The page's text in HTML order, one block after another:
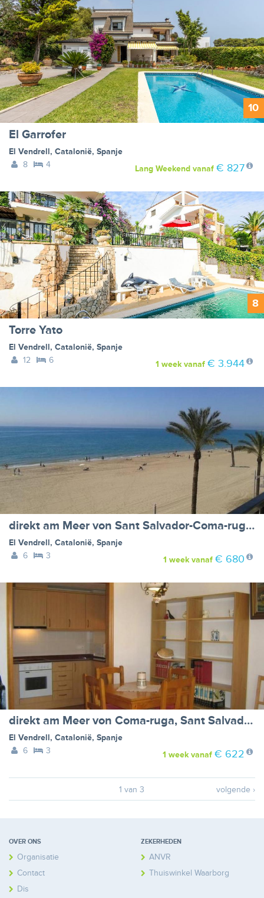
10
El Garrofer
El Vendrell, Catalonië, Spanje
8
4 Lang Weekendvanaf € 827
8
Torre Yato
El Vendrell, Catalonië, Spanje
12
6 1 weekvanaf € 3.944
direkt am Meer von Sant Salvador-Coma-ruga del Vendrell (Costa Dorada)
El Vendrell, Catalonië, Spanje
6
3 1 weekvanaf € 680
direkt am Meer von Coma-ruga, Sant Salvador del Vendrell (Costa Dorada)
El Vendrell, Catalonië, Spanje
6
3 1 weekvanaf € 622
1 van 3 volgende ›
OVER ONS
Organisatie
Contact
Disclaimer
ZEKERHEDEN
ANVR
Thuiswinkel Waarborg